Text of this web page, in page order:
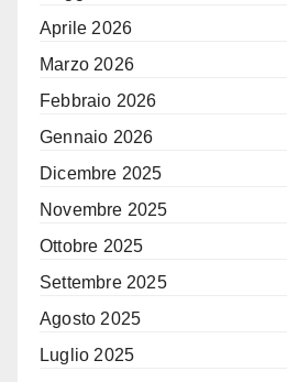
Aprile 2026
Marzo 2026
Febbraio 2026
Gennaio 2026
Dicembre 2025
Novembre 2025
Ottobre 2025
Settembre 2025
Agosto 2025
Luglio 2025